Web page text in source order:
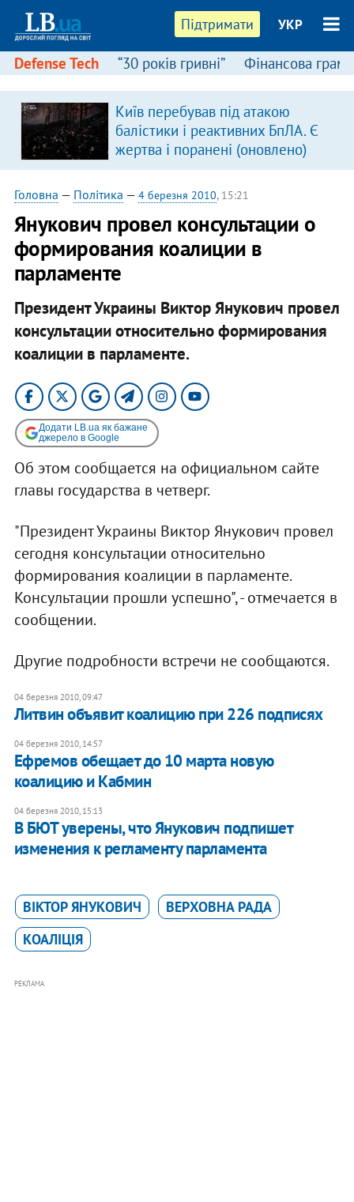
Підтримати УКР
Defense Tech “30 років гривні” Фінансова
Київ перебував під атакою
балістики і реактивних БпЛА. Є
жертва і поранені (оновлено)
Головна — Політика — 4 березня 2010, 15:21
Янукович провел консультации о
формирования коалиции в
парламенте
Президент Украины Виктор Янукович провел
консультации относительно формирования
коалиции в парламенте.
Додати LB.ua як бажане
джерело в Google
Об этом сообщается на официальном сайте
главы государства в четверг.
"Президент Украины Виктор Янукович провел
сегодня консультации относительно
формирования коалиции в парламенте.
Консультации прошли успешно", - отмечается в
сообщении.
Другие подробности встречи не сообщаются.
04 березня 2010, 09:47
Литвин объявит коалицию при 226 подписях
04 березня 2010, 14:57
Ефремов обещает до 10 марта новую
коалицию и Кабмин
04 березня 2010, 15:13
В БЮТ уверены, что Янукович подпишет
изменения к регламенту парламента
ВІКТОР ЯНУКОВИЧ
ВЕРХОВНА РАДА
КОАЛІЦІЯ
РЕКЛАМА